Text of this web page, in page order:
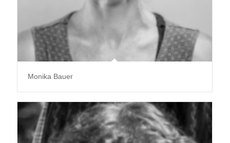
Monika Bauer